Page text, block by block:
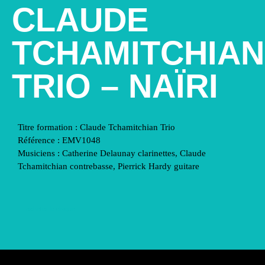
CLAUDE
TCHAMITCHIAN
TRIO – NAÏRI
Titre formation : Claude Tchamitchian Trio
Référence : EMV1048
Musiciens : Catherine Delaunay clarinettes, Claude
Tchamitchian contrebasse, Pierrick Hardy guitare